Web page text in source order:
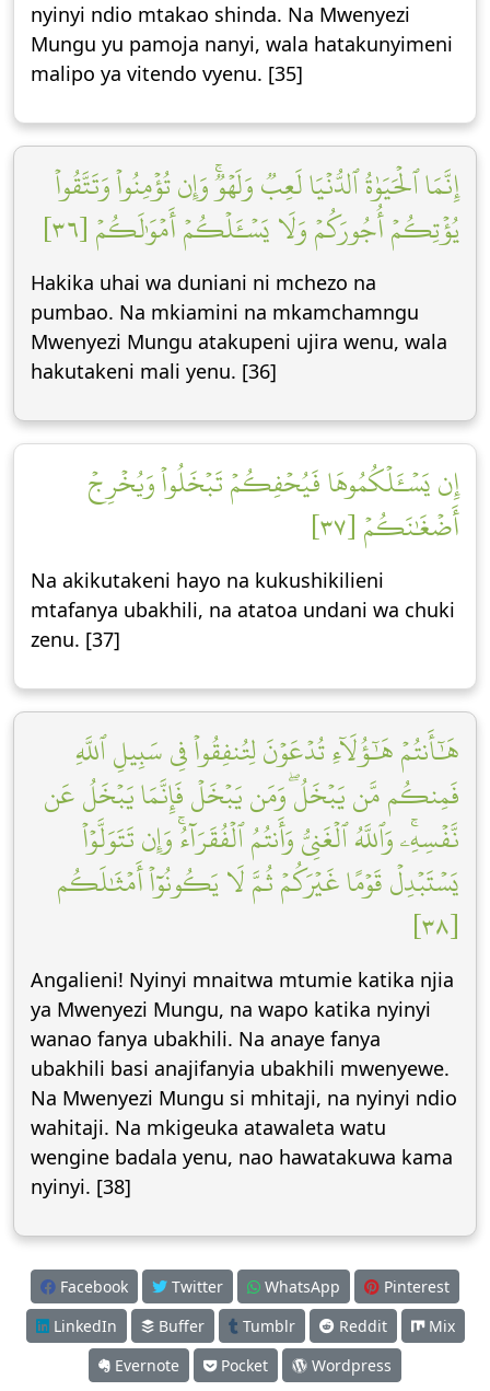
nyinyi ndio mtakao shinda. Na Mwenyezi
Mungu yu pamoja nanyi, wala hatakunyimeni
malipo ya vitendo vyenu. [35]
إِنَّمَا ٱلۡحَيَوٰةُ ٱلدُّنۡيَا لَعِبٞ وَلَهۡوٞۚ وَإِن تُؤۡمِنُواْ وَتَتَّقُواْ
يُؤۡتِكُمۡ أُجُورَكُمۡ وَلَا يَسۡـَٔلۡكُمۡ أَمۡوَٰلَكُمۡ [٣٦]
Hakika uhai wa duniani ni mchezo na
pumbao. Na mkiamini na mkamchamngu
Mwenyezi Mungu atakupeni ujira wenu, wala
hakutakeni mali yenu. [36]
إِن يَسۡـَٔلۡكُمُوهَا فَيُحۡفِكُمۡ تَبۡخَلُواْ وَيُخۡرِجۡ
أَضۡغَٰنَكُمۡ [٣٧]
Na akikutakeni hayo na kukushikilieni
mtafanya ubakhili, na atatoa undani wa chuki
zenu. [37]
هَٰٓأَنتُمۡ هَٰٓؤُلَآءِ تُدۡعَوۡنَ لِتُنفِقُواْ فِي سَبِيلِ ٱللَّهِ
فَمِنكُم مَّن يَبۡخَلُۖ وَمَن يَبۡخَلۡ فَإِنَّمَا يَبۡخَلُ عَن
نَّفۡسِهِۦۚ وَٱللَّهُ ٱلۡغَنِيُّ وَأَنتُمُ ٱلۡفُقَرَآءُۚ وَإِن تَتَوَلَّوۡاْ
يَسۡتَبۡدِلۡ قَوۡمًا غَيۡرَكُمۡ ثُمَّ لَا يَكُونُوٓاْ أَمۡثَٰلَكُم
[٣٨]
Angalieni! Nyinyi mnaitwa mtumie katika njia
ya Mwenyezi Mungu, na wapo katika nyinyi
wanao fanya ubakhili. Na anaye fanya
ubakhili basi anajifanyia ubakhili mwenyewe.
Na Mwenyezi Mungu si mhitaji, na nyinyi ndio
wahitaji. Na mkigeuka atawaleta watu
wengine badala yenu, nao hawatakuwa kama
nyinyi. [38]
Facebook Twitter WhatsApp
Pinterest
LinkedIn
Buffer Tumblr Reddit
Mix
Evernote
Pocket Wordpress